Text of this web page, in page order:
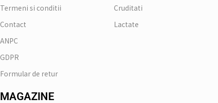
Termeni si conditii
Contact
ANPC
GDPR
Formular de retur
Cruditati
Lactate
MAGAZINE